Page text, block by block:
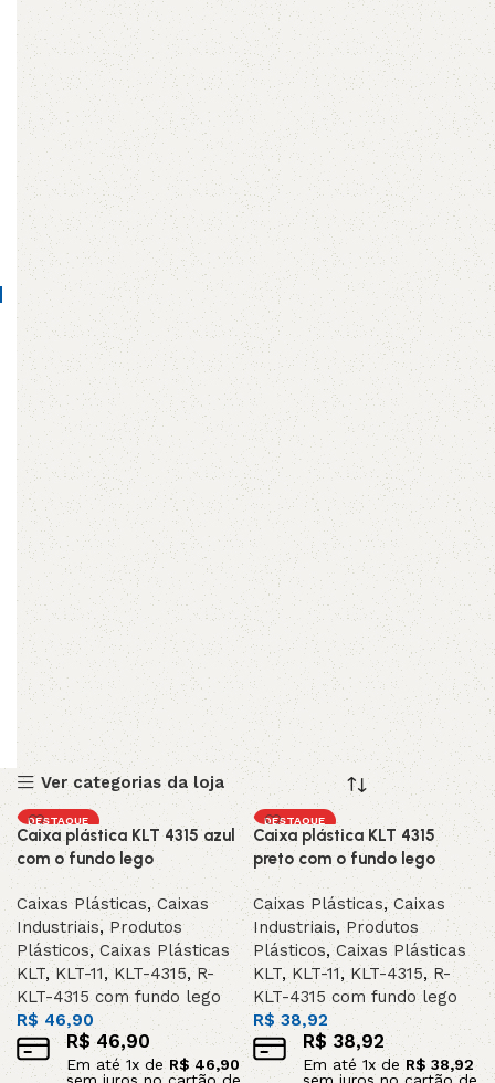
Ver categorias da loja
DESTAQUE
Caixa plástica KLT 4315 azul
com o fundo lego
Caixas Plásticas,Caixas
Industriais, Produtos
Plásticos,Caixas Plásticas
KLT,KLT-11,KLT-4315,R-
KLT-4315 com fundo lego
R$ 46,90
R$ 46,90
Em até 1x de R$ 46,90
DESTAQUE
Caixa plástica KLT 4315
preto com o fundo lego
Caixas Plásticas,Caixas
Industriais,Produtos
Plásticos,Caixas Plásticas
KLT,KLT-11, KLT-4315,R-
KLT-4315 com fundo lego
R$ 38,92
R$ 38,92
Em até 1x deR$ 38,92